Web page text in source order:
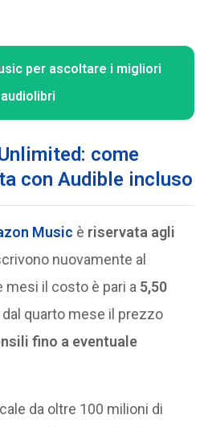
per ascoltare i migliori
audiolibri
come
con Audible incluso
Music è riservata agli
nuovamente al
mesi il costo è pari a 5,50
dal quarto mese il prezzo
fino a eventuale
da oltre 100 milioni di